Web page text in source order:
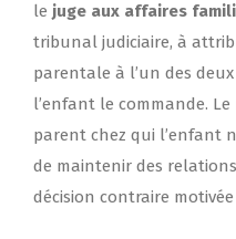
le juge aux affaires
tribunal judiciaire, à
parentale à l’un des
l’enfant le commande.
parent chez qui l’enfant
de maintenir des
décision contraire